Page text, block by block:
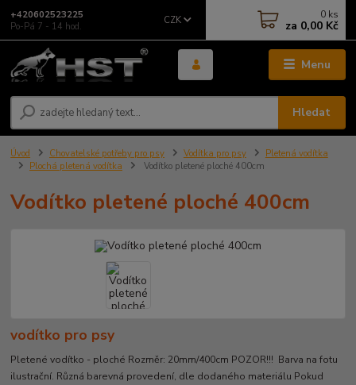
Menu
CZK
Hledat
+420602523225
Po-Pá 7 - 14 hod.
0 ks
za 0,00 Kč
Úvod Chovatelské potřeby pro psy Vodítka pro psy
Pletená vodítka
Plochá pletená vodítka
Vodítko pletené ploché 400cm
Vodítko pletené ploché 400cm
vodítko pro psy
Pletené vodítko - ploché Rozměr: 20mm/400cm POZOR!!! Barva na fotu
ilustrační. Různá barevná provedení, dle dodaného materiálu Pokud